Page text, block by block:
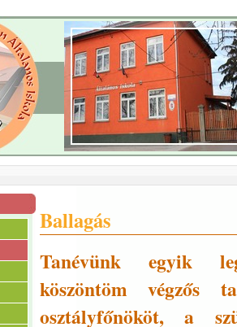
Ballagás
Tanévünk egyik
köszöntöm végzős
osztályfőnököt, a